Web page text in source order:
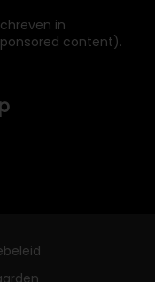
in
content).